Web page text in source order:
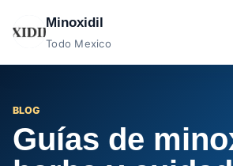
Minoxidil
Todo Mexico
BLOG
Guías de